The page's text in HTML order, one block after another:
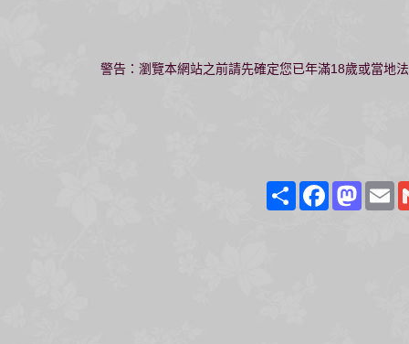
警告：瀏覽本網站之前請先確定您已年滿18歲或當地
ShareFacebook